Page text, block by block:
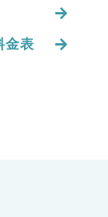
金表